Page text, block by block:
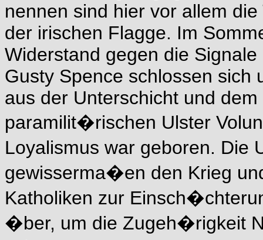
nennen sind hier vor allem
der irischen Flagge. Im
Widerstand gegen die
Gusty Spence schlossen sich
aus der Unterschicht und
paramilit�rischen Ulster
Loyalismus war geboren. Die
gewisserma�en den Krieg
Katholiken zur
�ber, um die Zugeh�rigkeit